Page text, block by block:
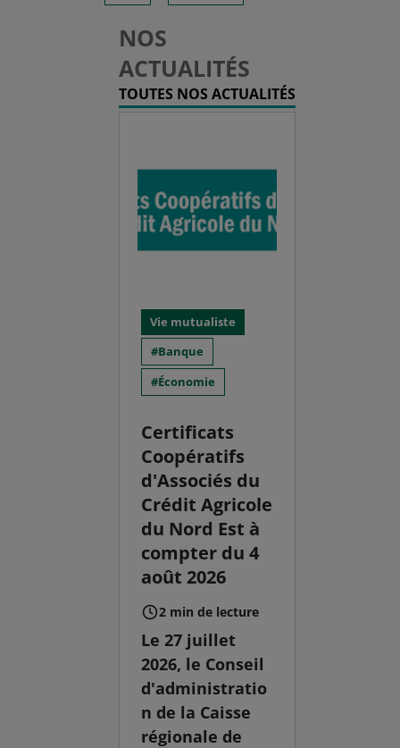
NOS
ACTUALITÉS
TOUTES NOS ACTUALITÉS
Vie mutualiste
Banque
Économie
Certificats
Coopératifs
d'Associés du
Crédit Agricole
du Nord Est à
compter du 4
août 2026
2 min de lecture
Le 27 juillet
2026, le Conseil
d'administratio
n de la Caisse
régionale de